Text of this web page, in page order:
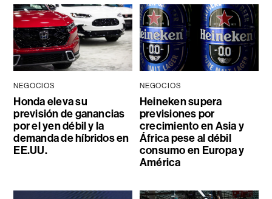
NEGOCIOS
Honda eleva su
previsión de ganancias
por el yen débil y la
demanda de híbridos en
EE.UU.
NEGOCIOS
Heineken supera
previsiones por
crecimiento en Asia y
África pese al débil
consumo en Europa y
América